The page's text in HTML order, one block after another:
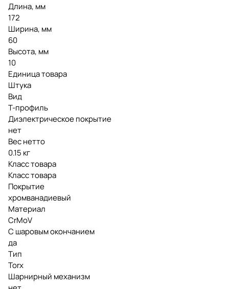
Длина, мм
172
Ширина, мм
60
Высота, мм
10
Единица товара
Штука
Вид
T-профиль
Диэлектрическое покрытие
нет
Вес нетто
0.15 кг
Класс товара
Класс товара
Покрытие
хромванадиевый
Материал
CrMoV
С шаровым окончанием
да
Тип
Torx
Шарнирный механизм